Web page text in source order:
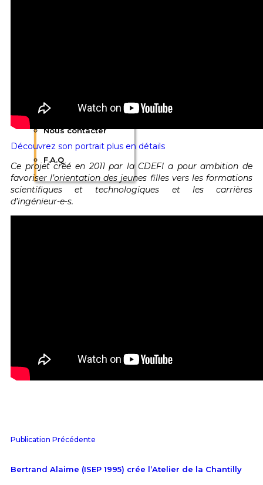
Plaquette
Nous contacter
F.A.Q
Découvrez son portrait plus en détails
Ce projet créé en 2011 par la CDEFI a pour ambition de
favoriser l’orientation des jeunes filles vers les formations
scientifiques et technologiques et les carrières
d’ingénieur-e-s.
Publication Précédente
Bertrand Alaime (ISEP 1995) crée l’Atelier de la Chantilly